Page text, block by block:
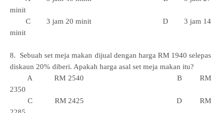
minit
C 3 jam 20 minit D 3 jam 14
minit
8. Sebuah set meja makan dijual dengan harga RM 1940 selepas
diskaun 20% diberi. Apakah harga asal set meja makan itu?
A RM 2540 B RM
2350
C RM 2425 D RM